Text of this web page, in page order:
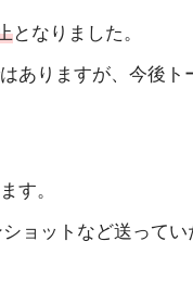
となりました。
ありますが、今後
す。
ョットなど送って